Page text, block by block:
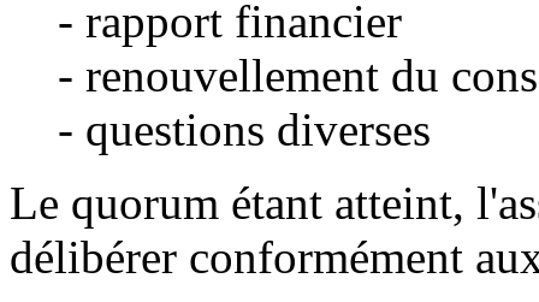
- rapport financier
- renouvellement du
- questions diverses
Le quorum étant atteint,
délibérer conformément